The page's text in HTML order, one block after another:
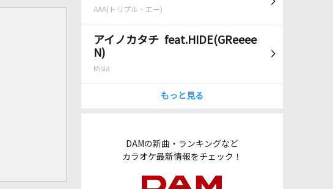
AAA(トリプル・エー)
アイノカタチ feat.HIDE(GReeee
N)
Misia
もっと見る
DAMの新曲・ランキングなど
カラオケ最新情報をチェック！